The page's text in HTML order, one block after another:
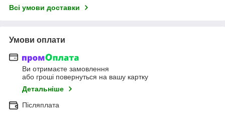
Всі умови доставки
Умови оплати
Ви отримаєте замовлення
або гроші повернуться на вашу картку
Детальніше
Післяплата